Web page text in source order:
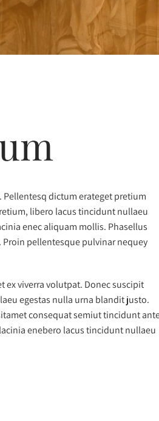
dictum erateget pretium
libero lacus tincidunt nullaeu
enec aliquam mollis. Phasellus
pellentesque pulvinar nequey
ex viverra volutpat. Donec suscipit
egestas nulla urna blandit justo.
consequat semiut tincidunt
enebero lacus tincidunt nullaeu